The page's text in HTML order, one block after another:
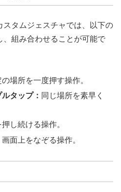
スタムジェスチャでは、以下の
、組み合わせることが可能で
場所を一度押す操作。
タップ： 同じ場所を素早く
し続ける操作。
画面上をなぞる操作。